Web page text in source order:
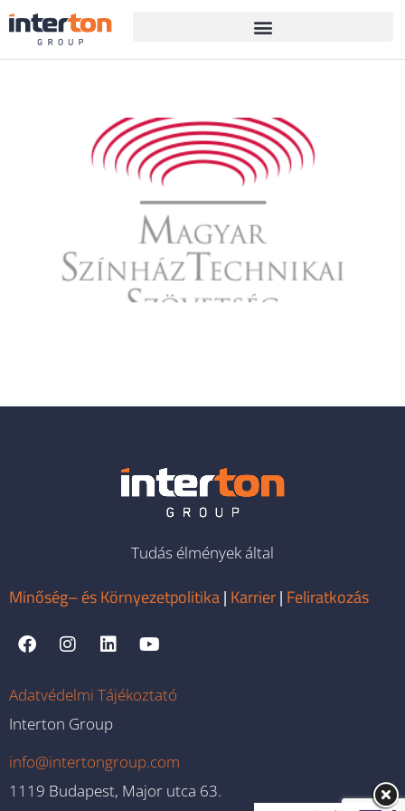
Tudás élmények által
Minőség– és Környezetpolitika| Karrier| Feliratkozás
Adatvédelmi Tájékoztató
Interton Group
info@intertongroup.com
1119 Budapest, Major utca 63.